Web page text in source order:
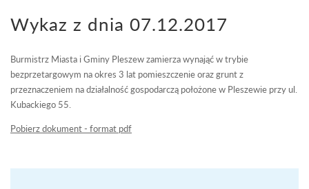
Wykaz z dnia 07.12.2017
Burmistrz Miasta i Gminy Pleszew zamierza wynająć w trybie
bezprzetargowym na okres 3 lat pomieszczenie oraz grunt z
przeznaczeniem na działalność gospodarczą położone w Pleszewie przy ul.
Kubackiego 55.
Pobierz dokument - format pdf